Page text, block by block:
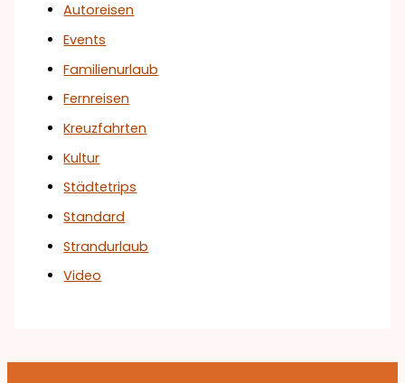
Autoreisen
Events
Familienurlaub
Fernreisen
Kreuzfahrten
Kultur
Städtetrips
Standard
Strandurlaub
Video